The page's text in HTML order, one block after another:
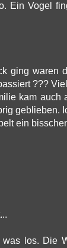
Ein Vogel
ging waren
???
kam
geblieben.
ein
los. Die